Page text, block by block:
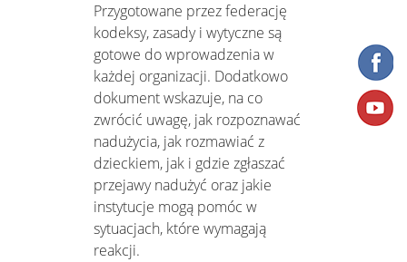
Przygotowane przez federację
kodeksy, zasady i wytyczne są
gotowe do wprowadzenia w
każdej organizacji. Dodatkowo
dokument wskazuje, na co
zwrócić uwagę, jak rozpoznawać
nadużycia, jak rozmawiać z
dzieckiem, jak i gdzie zgłaszać
przejawy nadużyć oraz jakie
instytucje mogą pomóc w
sytuacjach, które wymagają
reakcji.